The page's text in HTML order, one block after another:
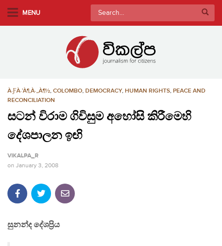
MENU
Search
for:
À·ƑÀ·’À¶‚À·„À¶½, COLOMBO, DEMOCRACY, HUMAN RIGHTS, PEACE AND
RECONCILIATION
සටන් විරාම ගිවිසුම අහෝසි කිරීමෙහි
දේශපාලන ඉඟි
VIKALPA_R
on January 3, 2008
සුනන්ද දේශප්‍රිය